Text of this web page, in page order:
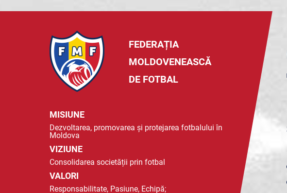
FEDERAȚIA
MOLDOVENEASCĂ
DE FOTBAL
MISIUNE
Dezvoltarea, promovarea și protejarea fotbalului în
Moldova
VIZIUNE
Consolidarea societății prin fotbal
VALORI
Responsabilitate, Pasiune, Echipă;